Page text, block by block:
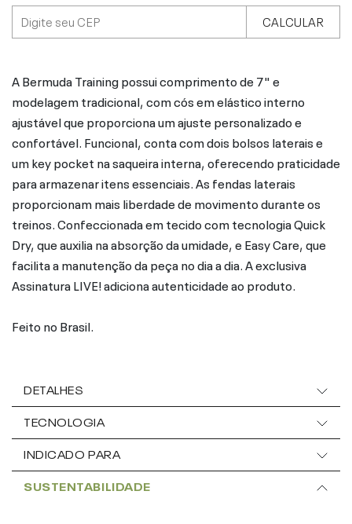
CALCULAR
A Bermuda Training possui comprimento de 7" e
modelagem tradicional, com cós em elástico interno
ajustável que proporciona um ajuste personalizado e
confortável. Funcional, conta com dois bolsos laterais e
um key pocket na saqueira interna, oferecendo praticidade
para armazenar itens essenciais. As fendas laterais
proporcionam mais liberdade de movimento durante os
treinos. Confeccionada em tecido com tecnologia Quick
Dry, que auxilia na absorção da umidade, e Easy Care, que
facilita a manutenção da peça no dia a dia. A exclusiva
Assinatura LIVE! adiciona autenticidade ao produto.
Feito no Brasil.
DETALHES
TECNOLOGIA
INDICADO PARA
SUSTENTABILIDADE